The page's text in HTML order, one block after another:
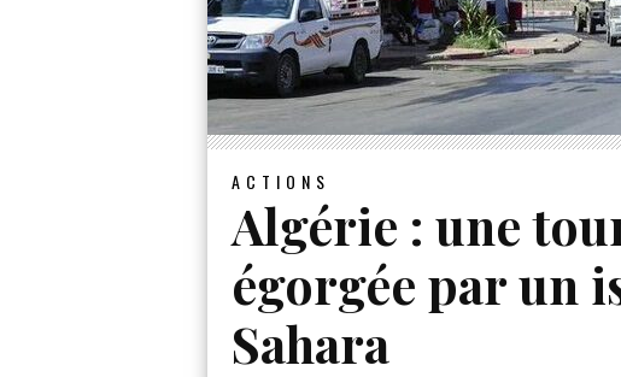
ACTIONS
Algérie : une
égorgée par un
Sahara